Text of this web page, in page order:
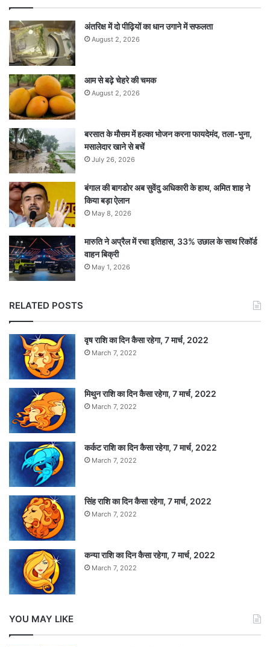
अंतरिक्ष में दो पीढ़ियों का धान उगाने में सफलता
August 2, 2026
आम से बढ़े चेहरे की चमक
August 2, 2026
बरसात के मौसम में हल्का भोजन करना फायदेमंद, तला-भुना,
मसालेदार खाने से बचें
July 26, 2026
बंगाल की बागडोर अब सुवेंदु अधिकारी के हाथ, अमित शाह ने
किया बड़ा ऐलान
May 8, 2026
मारुति ने अप्रैल में रचा इतिहास, 33% उछाल के साथ रिकॉर्ड
वाहन बिक्री
May 1, 2026
RELATED POSTS
वृष राशि का दिन कैसा रहेगा, 7 मार्च, 2022
March 7, 2022
मिथुन राशि का दिन कैसा रहेगा, 7 मार्च, 2022
March 7, 2022
कर्कट राशि का दिन कैसा रहेगा, 7 मार्च, 2022
March 7, 2022
सिंह राशि का दिन कैसा रहेगा, 7 मार्च, 2022
March 7, 2022
कन्या राशि का दिन कैसा रहेगा, 7 मार्च, 2022
March 7, 2022
YOU MAY LIKE